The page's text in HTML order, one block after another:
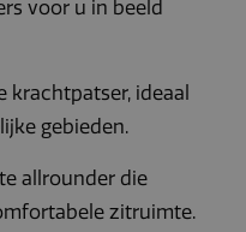
voor u in beeld
krachtpatser, ideaal
gebieden.
allrounder die
zitruimte.